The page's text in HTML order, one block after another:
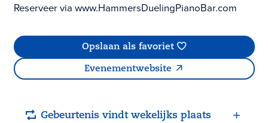
Reserveer via www.HammersDuelingPianoBar.com
Opslaan als favoriet
Evenementwebsite
Gebeurtenis vindt wekelijks plaats